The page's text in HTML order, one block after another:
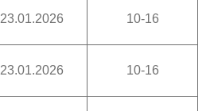
23.01.2026 10-16
23.01.2026 10-16